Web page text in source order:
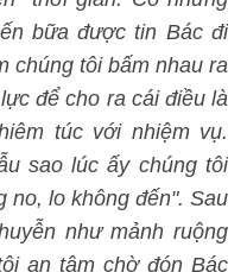
bữa được tin Bác đi
chúng tôi bấm nhau ra
để cho ra cái điều là
túc với nhiệm vụ.
sao lúc ấy chúng tôi
no, lo không đến". Sau
như mảnh ruộng
an tâm chờ đón Bác